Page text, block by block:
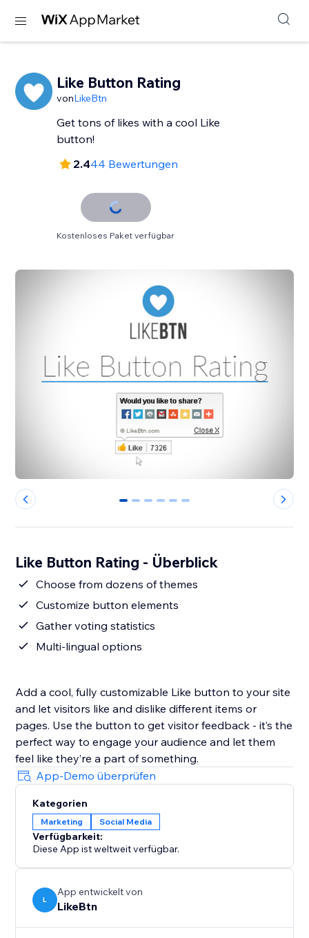
Like Button Rating
vonLikeBtn
Get tons of likes with a cool Like
button!
2.444 Bewertungen
Kostenloses Paket verfügbar
0 1 2 3 4 5
Like Button Rating - Überblick
Choose from dozens of themes
Customize button elements
Gather voting statistics
Multi-lingual options
Add a cool, fully customizable Like button to your site
and let visitors like and dislike different items or
pages. Use the button to get visitor feedback - it’s the
perfect way to engage your audience and let them
feel like they’re a part of something.
App-Demo überprüfen
Kategorien
Marketing Social Media
Verfügbarkeit:
Diese App ist weltweit verfügbar.
L
App entwickelt von
LikeBtn